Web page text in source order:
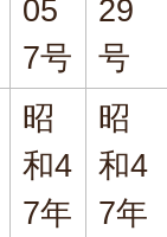
05
7号
29
号
昭
和4
7年
昭
和4
7年